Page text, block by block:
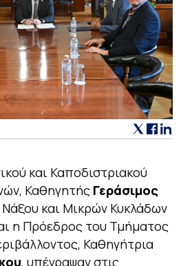
και Καποδιστριακού
Καθηγητής Γεράσιμος
και Μικρών Κυκλάδων
η Πρόεδρος του Τμήματος
Καθηγήτρια
, υπέγραψαν στις